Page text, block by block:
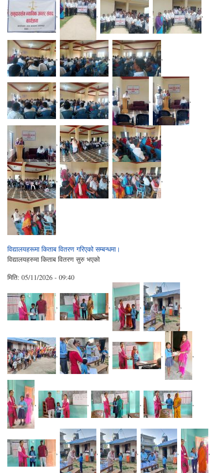
, , , ,
, , ,
, , , ,
, , ,
, , ,
विद्यालयहरूमा किताब वितरण गरिएको सम्बन्धमा।
विद्यालयहरुमा किताब वितरण सुरु भएको
मिति: 05/11/2026 - 09:40
, , , ,
, , , ,
, , , ,
, , , , ,